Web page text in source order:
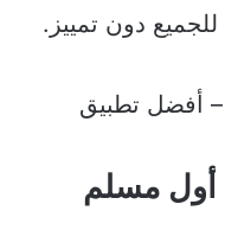
للجميع دون تمييز.
تطبيق WiFi Map – أفضل تطبيق
أول مسلم